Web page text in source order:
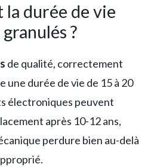
la durée de vie
?
de qualité, correctement
durée de vie de 15 à 20
électroniques peuvent
après 10-12 ans,
perdure bien au-delà